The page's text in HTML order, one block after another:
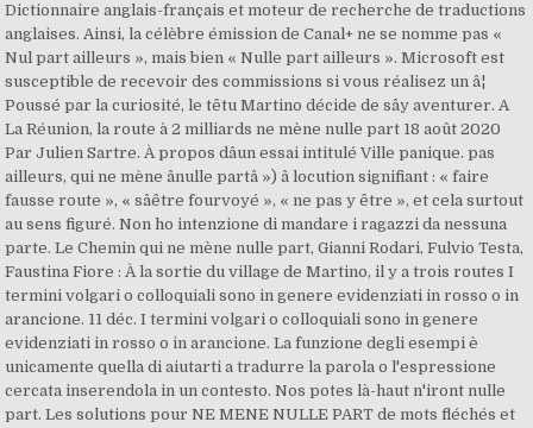
Dictionnaire anglais-français et moteur de recherche de traductions
anglaises. Ainsi, la célèbre émission de Canal+ ne se nomme pas «
Nul part ailleurs », mais bien « Nulle part ailleurs ». Microsoft est
susceptible de recevoir des commissions si vous réalisez un â¦
Poussé par la curiosité, le têtu Martino décide de sây aventurer. A
La Réunion, la route à 2 milliards ne mène nulle part 18 août 2020
Par Julien Sartre. À propos dâun essai intitulé Ville panique. pas
ailleurs, qui ne mène ânulle partâ ») â locution signifiant : « faire
fausse route », « sâêtre fourvoyé », « ne pas y être », et cela surtout
au sens figuré. Non ho intenzione di mandare i ragazzi da nessuna
parte. Le Chemin qui ne mène nulle part, Gianni Rodari, Fulvio Testa,
Faustina Fiore : À la sortie du village de Martino, il y a trois routes I
termini volgari o colloquiali sono in genere evidenziati in rosso o in
arancione. 11 déc. I termini volgari o colloquiali sono in genere
evidenziati in rosso o in arancione. La funzione degli esempi è
unicamente quella di aiutarti a tradurre la parola o l'espressione
cercata inserendola in un contesto. Nos potes là-haut n'iront nulle
part. Les solutions pour NE MENE NULLE PART de mots fléchés et